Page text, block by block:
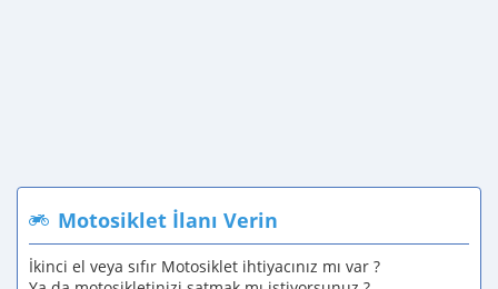
Motosiklet İlanı Verin
İkinci el veya sıfır Motosiklet ihtiyacınız mı var ?